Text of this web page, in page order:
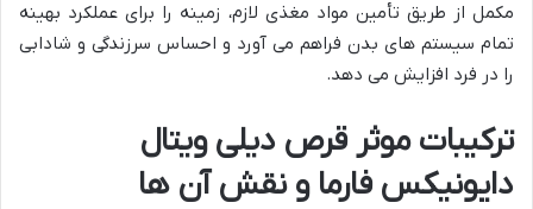
مکمل از طریق تأمین مواد مغذی لازم، زمینه را برای عملکرد بهینه
تمام سیستم های بدن فراهم می آورد و احساس سرزندگی و شادابی
را در فرد افزایش می دهد.
ترکیبات موثر قرص دیلی ویتال
دایونیکس فارما و نقش آن ها